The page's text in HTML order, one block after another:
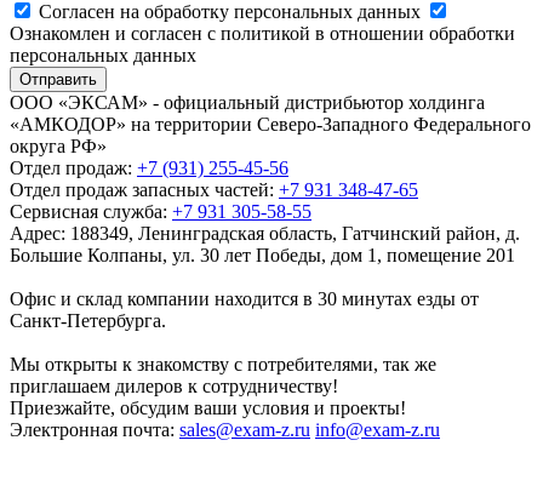
Cогласен на обработку персональных данных
Ознакомлен и согласен с политикой в отношении обработки
персональных данных
Отправить
ООО «ЭКСАМ» - официальный дистрибьютор холдинга
«АМКОДОР» на территории Северо-Западного Федерального
округа РФ»
Отдел продаж: +7 (931) 255-45-56
Отдел продаж запасных частей: +7 931 348-47-65
Сервисная служба: +7 931 305-58-55
Адрес: 188349, Ленинградская область, Гатчинский район, д.
Большие Колпаны, ул. 30 лет Победы, дом 1, помещение 201
Офис и склад компании находится в 30 минутах езды от
Санкт-Петербурга.
Мы открыты к знакомству с потребителями, так же
приглашаем дилеров к сотрудничеству!
Приезжайте, обсудим ваши условия и проекты!
Электронная почта: sales@exam-z.ru info@exam-z.ru